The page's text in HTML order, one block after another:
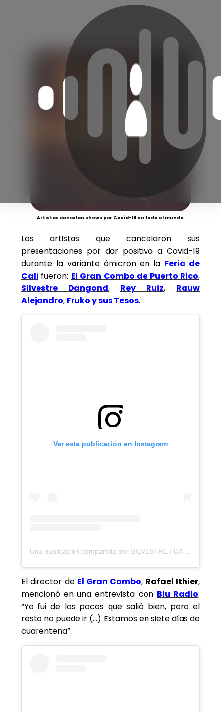
Artistas cancelan shows por Covid-19 en todo el mundo
Los artistas que cancelaron sus
presentaciones por dar positivo a Covid-19
durante la variante ómicron en la Feria de
Cali fueron: El Gran Combo de Puerto Rico,
Silvestre Dangond, Rey Ruiz, Rauw
Alejandro, Fruko y sus Tesos.
Ver esta publicación en Instagram
Una publicación compartida por SILVESTRE / DANGOND (@silvestredangond)
El director de El Gran Combo, Rafael Ithier,
mencionó en una entrevista con Blu Radio:
“Yo fui de los pocos que salió bien, pero el
resto no puede ir (…) Estamos en siete días de
cuarentena”.